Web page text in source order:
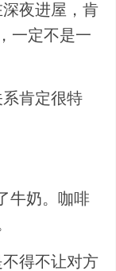
夜进屋，肯
一定不是一
肯定很特
牛奶。咖啡
得不让对方